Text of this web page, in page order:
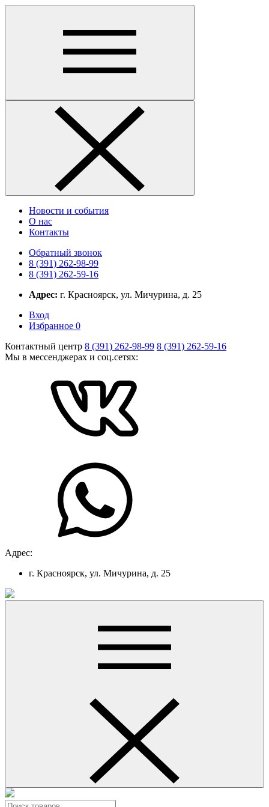
Новости и события
О нас
Контакты
Обратный звонок
8 (391) 262-98-99
8 (391) 262-59-16
Адрес: г. Красноярск, ул. Мичурина, д. 25
Вход
Избранное 0
Контактный центр 8 (391) 262-98-99 8 (391) 262-59-16
Мы в мессенджерах и соц.сетях:
Адрес:
г. Красноярск, ул. Мичурина, д. 25